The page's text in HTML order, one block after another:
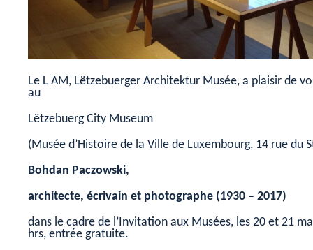
Le L AM, Lëtzebuerger Architektur Musée, a plaisir de
au
Lëtzebuerg City Museum
(Musée d’Histoire de la Ville de Luxembourg, 14 rue du
Bohdan Paczowski,
architecte, écrivain et photographe (1930 – 2017)
dans le cadre de l’Invitation aux Musées, les 20 et 21
hrs, entrée gratuite.